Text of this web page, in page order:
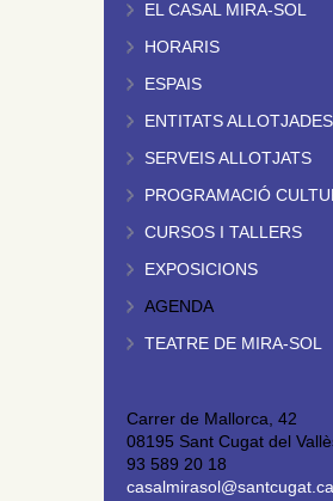
EL CASAL MIRA-SOL
HORARIS
ESPAIS
ENTITATS ALLOTJADES
SERVEIS ALLOTJATS
PROGRAMACIÓ
CURSOS I TALLERS
EXPOSICIONS
AGENDA
TEATRE DE MIRA-SOL
Carrer de Mallorca, 42
08195 Sant Cugat del
93 589 20 18